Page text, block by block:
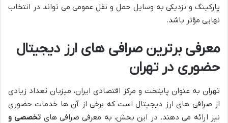
پارکینگ و نزدیکی به وسایل حمل و نقل عمومی می تواند در انتخاب
نهایی مؤثر باشد.
معرفی برترین صرافی های ارز دیجیتال
حضوری در تهران
تهران به عنوان پایتخت و مرکز اقتصادی ایران، میزبان تعداد زیادی
از صرافی های ارز دیجیتال است که برخی از آن ها خدمات حضوری
نیز ارائه می دهند. در این بخش، به معرفی صرافی های تخصصی و